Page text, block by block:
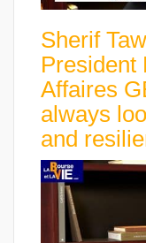
Sherif
President
Affaires
always
and